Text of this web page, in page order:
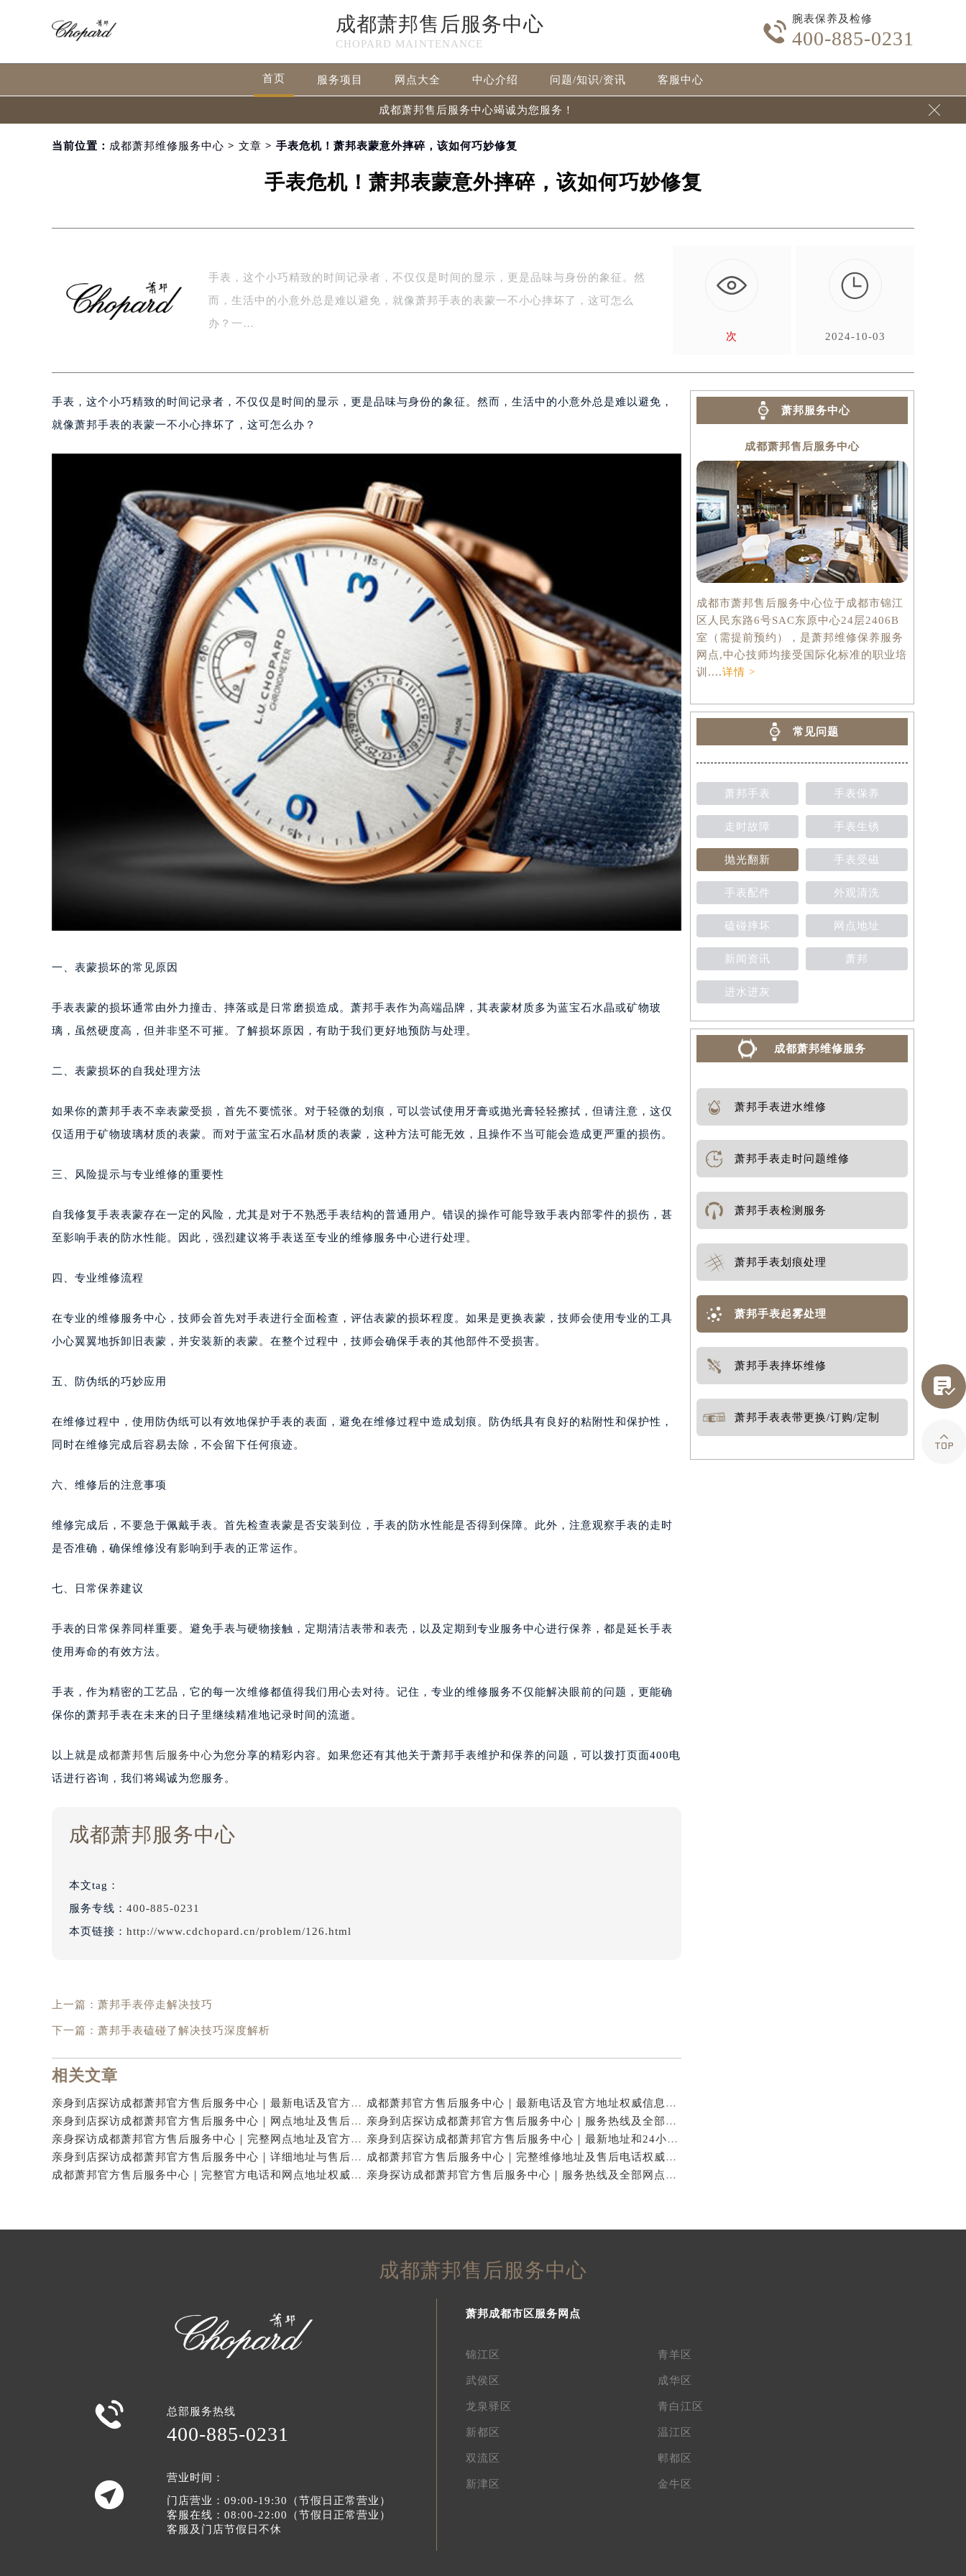
成都萧邦售后服务中心
CHOPARD MAINTENANCE

腕表保养及检修
400-885-0231
首页 服务项目 网点大全 中心介绍 问题/知识/资讯 客服中心
成都萧邦售后服务中心竭诚为您服务！ 
当前位置： 成都萧邦维修服务中心 > 文章 > 手表危机！萧邦表蒙意外摔碎，该如何巧妙修复
手表危机！萧邦表蒙意外摔碎，该如何巧妙修复
手表，这个小巧精致的时间记录者，不仅仅是时间的显示，更是品味与身份的象征。然
而，生活中的小意外总是难以避免，就像萧邦手表的表蒙一不小心摔坏了，这可怎么
办？一…
次

2024-10-03
手表，这个小巧精致的时间记录者，不仅仅是时间的显示，更是品味与身份的象征。然而，生活中的小意外总是难以避免，
就像萧邦手表的表蒙一不小心摔坏了，这可怎么办？
一、表蒙损坏的常见原因
手表表蒙的损坏通常由外力撞击、摔落或是日常磨损造成。萧邦手表作为高端品牌，其表蒙材质多为蓝宝石水晶或矿物玻
璃，虽然硬度高，但并非坚不可摧。了解损坏原因，有助于我们更好地预防与处理。
二、表蒙损坏的自我处理方法
如果你的萧邦手表不幸表蒙受损，首先不要慌张。对于轻微的划痕，可以尝试使用牙膏或抛光膏轻轻擦拭，但请注意，这仅
仅适用于矿物玻璃材质的表蒙。而对于蓝宝石水晶材质的表蒙，这种方法可能无效，且操作不当可能会造成更严重的损伤。
三、风险提示与专业维修的重要性
自我修复手表表蒙存在一定的风险，尤其是对于不熟悉手表结构的普通用户。错误的操作可能导致手表内部零件的损伤，甚
至影响手表的防水性能。因此，强烈建议将手表送至专业的维修服务中心进行处理。
四、专业维修流程
在专业的维修服务中心，技师会首先对手表进行全面检查，评估表蒙的损坏程度。如果是更换表蒙，技师会使用专业的工具
小心翼翼地拆卸旧表蒙，并安装新的表蒙。在整个过程中，技师会确保手表的其他部件不受损害。
五、防伪纸的巧妙应用
在维修过程中，使用防伪纸可以有效地保护手表的表面，避免在维修过程中造成划痕。防伪纸具有良好的粘附性和保护性，
同时在维修完成后容易去除，不会留下任何痕迹。
六、维修后的注意事项
维修完成后，不要急于佩戴手表。首先检查表蒙是否安装到位，手表的防水性能是否得到保障。此外，注意观察手表的走时
是否准确，确保维修没有影响到手表的正常运作。
七、日常保养建议
手表的日常保养同样重要。避免手表与硬物接触，定期清洁表带和表壳，以及定期到专业服务中心进行保养，都是延长手表
使用寿命的有效方法。
手表，作为精密的工艺品，它的每一次维修都值得我们用心去对待。记住，专业的维修服务不仅能解决眼前的问题，更能确
保你的萧邦手表在未来的日子里继续精准地记录时间的流逝。
以上就是成都萧邦售后服务中心为您分享的精彩内容。如果您还有其他关于萧邦手表维护和保养的问题，可以拨打页面400电
话进行咨询，我们将竭诚为您服务。
成都萧邦服务中心
本文tag：
服务专线： 400-885-0231
本页链接： http://www.cdchopard.cn/problem/126.html
上一篇： 萧邦手表停走解决技巧
下一篇： 萧邦手表磕碰了解决技巧深度解析
相关文章
亲身到店探访成都萧邦官方售后服务中心｜最新电话及官方地址（2026年7月最新）
成都萧邦官方售后服务中心｜最新电话及官方地址权威信息公示（2026年7月最新）
亲身到店探访成都萧邦官方售后服务中心｜网点地址及售后热线（2026年7月最新）
亲身到店探访成都萧邦官方售后服务中心｜服务热线及全部网点地址（2026年7月最新）
亲身探访成都萧邦官方售后服务中心｜完整网点地址及官方热线（2026年7月最新）
亲身到店探访成都萧邦官方售后服务中心｜最新地址和24小时售后电话（2026年7月最新）
亲身到店探访成都萧邦官方售后服务中心｜详细地址与售后服务电话（2026年7月最新）
成都萧邦官方售后服务中心｜完整维修地址及售后电话权威信息公示（2026年7月最新）
成都萧邦官方售后服务中心｜完整官方电话和网点地址权威信息公示（2026年7月最新）
亲身探访成都萧邦官方售后服务中心｜服务热线及全部网点地址（2026年7月最新）
萧邦服务中心
成都萧邦售后服务中心
成都市萧邦售后服务中心位于成都市锦江
区人民东路6号SAC东原中心24层2406B
室（需提前预约），是萧邦维修保养服务
网点,中心技师均接受国际化标准的职业培
训....详情 >
常见问题
萧邦手表 手表保养
走时故障 手表生锈
抛光翻新 手表受磁
手表配件 外观清洗
磕碰摔坏 网点地址
新闻资讯 萧邦
进水进灰
成都萧邦维修服务
萧邦手表进水维修
萧邦手表走时问题维修
萧邦手表检测服务
萧邦手表划痕处理
萧邦手表起雾处理
萧邦手表摔坏维修
萧邦手表表带更换/订购/定制
成都萧邦售后服务中心
 总部服务热线
400-885-0231

营业时间：
门店营业：09:00-19:30（节假日正常营业）
客服在线：08:00-22:00（节假日正常营业）
客服及门店节假日不休
萧邦成都市区服务网点
锦江区 青羊区
武侯区 成华区
龙泉驿区 青白江区
新都区 温江区
双流区 郫都区
新津区 金牛区

